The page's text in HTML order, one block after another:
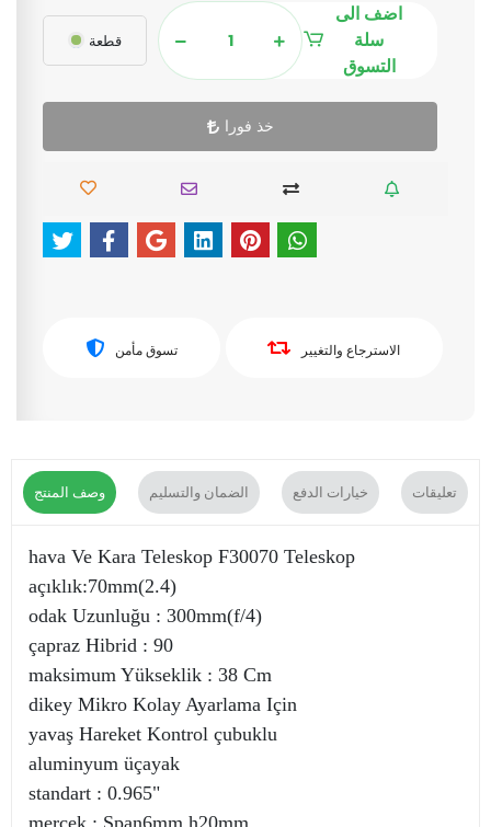
قطعة
اضف الى
سلة
التسوق
خذ فورا
تسوق مأمن الاسترجاع والتغيير
وصف المنتج الضمان والتسليم خيارات الدفع تعليقات
hava Ve Kara Teleskop F30070 Teleskop
açıklık:70mm(2.4)
odak Uzunluğu : 300mm(f/4)
çapraz Hibrid : 90
maksimum Yükseklik : 38 Cm
dikey Mikro Kolay Ayarlama Için
yavaş Hareket Kontrol çubuklu
aluminyum üçayak
standart : 0.965"
mercek : Span6mm,h20mm